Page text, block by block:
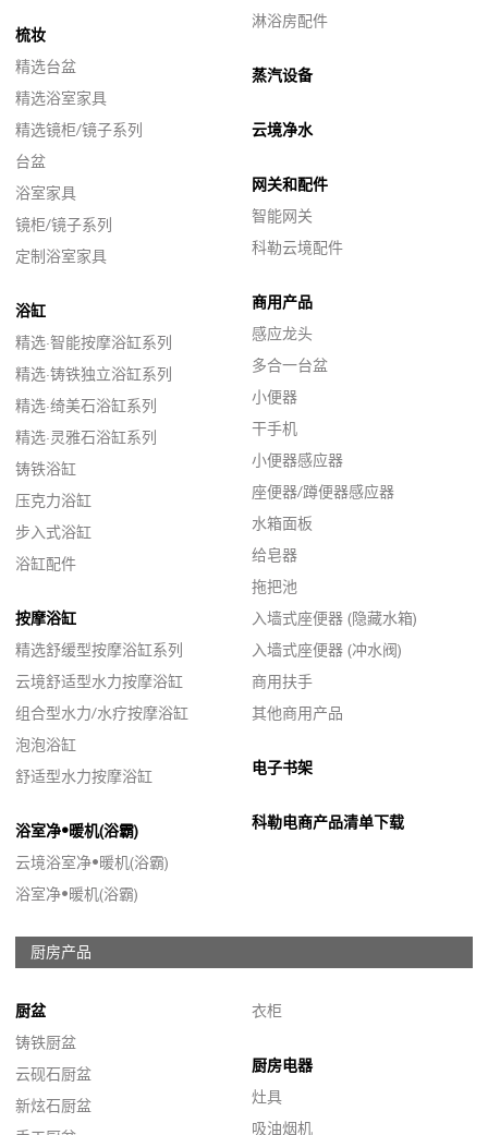
梳妆
精选台盆
精选浴室家具
精选镜柜/镜子系列
台盆
浴室家具
镜柜/镜子系列
定制浴室家具
浴缸
精选·智能按摩浴缸系列
精选·铸铁独立浴缸系列
精选·绮美石浴缸系列
精选·灵雅石浴缸系列
铸铁浴缸
压克力浴缸
步入式浴缸
浴缸配件
按摩浴缸
精选舒缓型按摩浴缸系列
云境舒适型水力按摩浴缸
组合型水力/水疗按摩浴缸
泡泡浴缸
舒适型水力按摩浴缸
浴室净•暖机(浴霸)
云境浴室净•暖机(浴霸)
浴室净•暖机(浴霸)
淋浴房配件
蒸汽设备
云境净水
网关和配件
智能网关
科勒云境配件
商用产品
感应龙头
多合一台盆
小便器
干手机
小便器感应器
座便器/蹲便器感应器
水箱面板
给皂器
拖把池
入墙式座便器 (隐藏水箱)
入墙式座便器 (冲水阀)
商用扶手
其他商用产品
电子书架
科勒电商产品清单下载
厨房产品
厨盆
铸铁厨盆
云砚石厨盆
新炫石厨盆
衣柜
厨房电器
灶具
吸油烟机